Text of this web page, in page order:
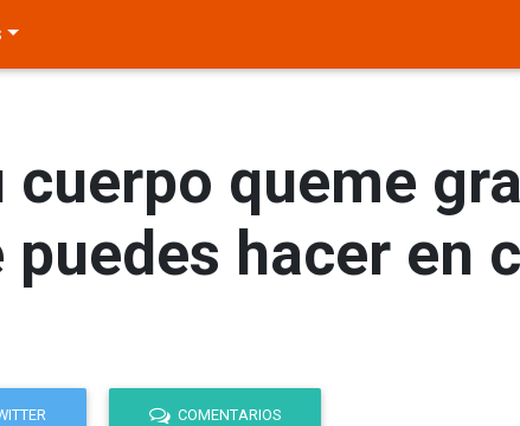
cuerpo queme
puedes hacer en
COMENTARIOS